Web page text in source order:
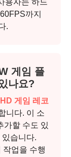
용자는 하드
까지
.
게임 플
나요?
HD 게임 레코
니다. 이 소
가할 수도 있
습니다.
작업을 수행